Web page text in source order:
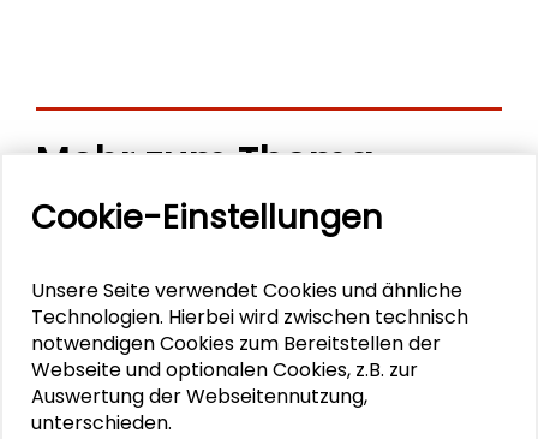
Mehr zum Thema
Vielfältige Themenbereiche
"Ein Ort an dem man echt sein darf"
Künstlerischer Ausdruck und moderne Kultur
Aus Oslo zur Schader-Stiftung
Cookie-Einstellungen
Unsere Seite verwendet Cookies und ähnliche
Technologien. Hierbei wird zwischen technisch
notwendigen Cookies zum Bereitstellen der
Webseite und optionalen Cookies, z.B. zur
Auswertung der Webseitennutzung,
unterschieden.